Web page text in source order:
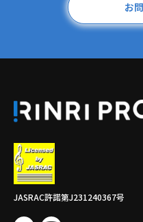
お
JASRAC許諾第J231240367号